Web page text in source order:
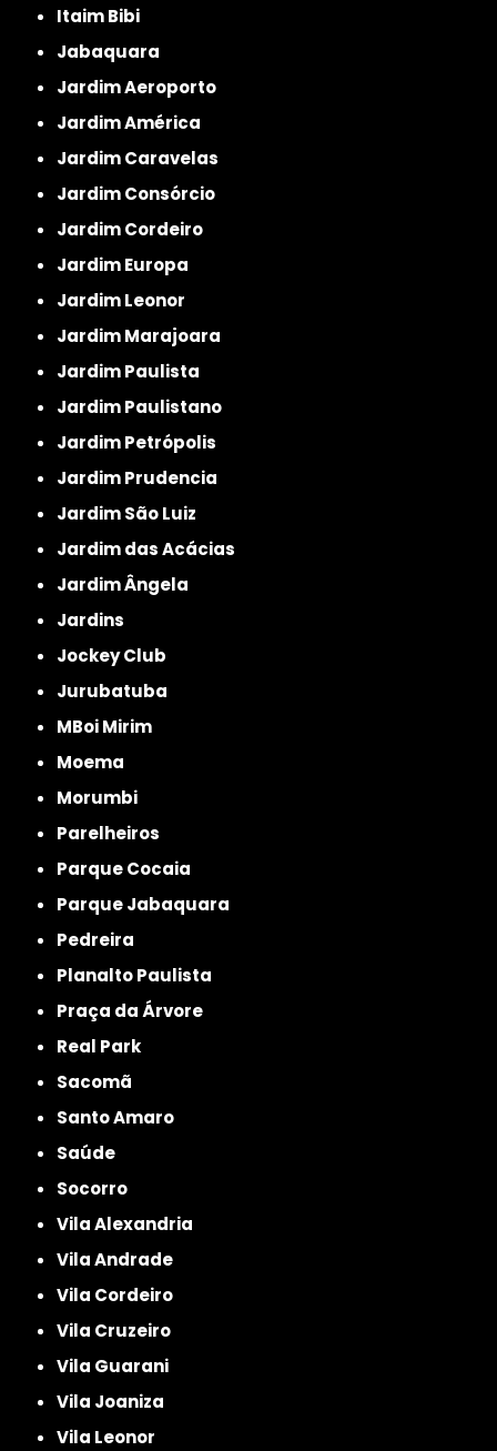
Itaim Bibi
Jabaquara
Jardim Aeroporto
Jardim América
Jardim Caravelas
Jardim Consórcio
Jardim Cordeiro
Jardim Europa
Jardim Leonor
Jardim Marajoara
Jardim Paulista
Jardim Paulistano
Jardim Petrópolis
Jardim Prudencia
Jardim São Luiz
Jardim das Acácias
Jardim Ângela
Jardins
Jockey Club
Jurubatuba
MBoi Mirim
Moema
Morumbi
Parelheiros
Parque Cocaia
Parque Jabaquara
Pedreira
Planalto Paulista
Praça da Árvore
Real Park
Sacomã
Santo Amaro
Saúde
Socorro
Vila Alexandria
Vila Andrade
Vila Cordeiro
Vila Cruzeiro
Vila Guarani
Vila Joaniza
Vila Leonor